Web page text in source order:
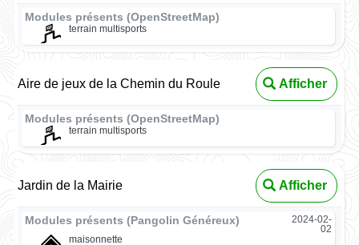
Modules présents (OpenStreetMap)
terrain multisports
Aire de jeux de la Chemin du Roule Afficher
Modules présents (OpenStreetMap)
terrain multisports
Jardin de la Mairie Afficher
Modules présents (Pangolin Généreux)
2024-02-
02
maisonnette